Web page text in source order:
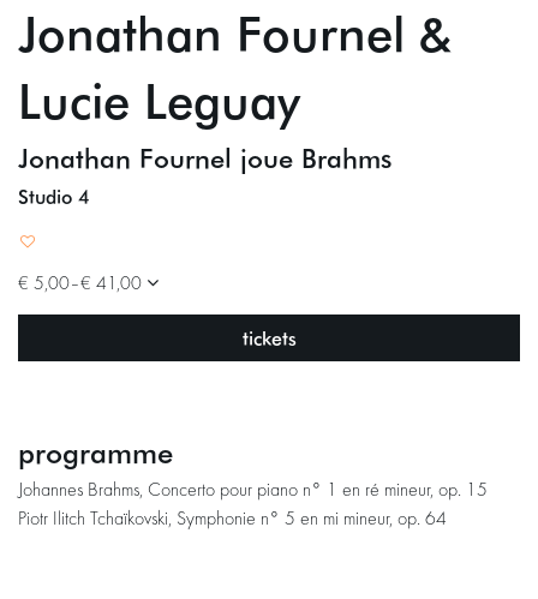
Jonathan Fournel &
Lucie Leguay
Jonathan Fournel joue Brahms
Studio 4
€ 5,00–€ 41,00
tickets
programme
Johannes Brahms, Concerto pour piano n° 1 en ré mineur, op. 15
Piotr Ilitch Tchaïkovski, Symphonie n° 5 en mi mineur, op. 64